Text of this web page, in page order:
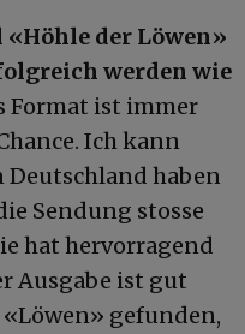
der Löwen»
werden wie
Format ist immer
Ich kann
Deutschland haben
Sendung stosse
hat hervorragend
Ausgabe ist gut
gefunden,